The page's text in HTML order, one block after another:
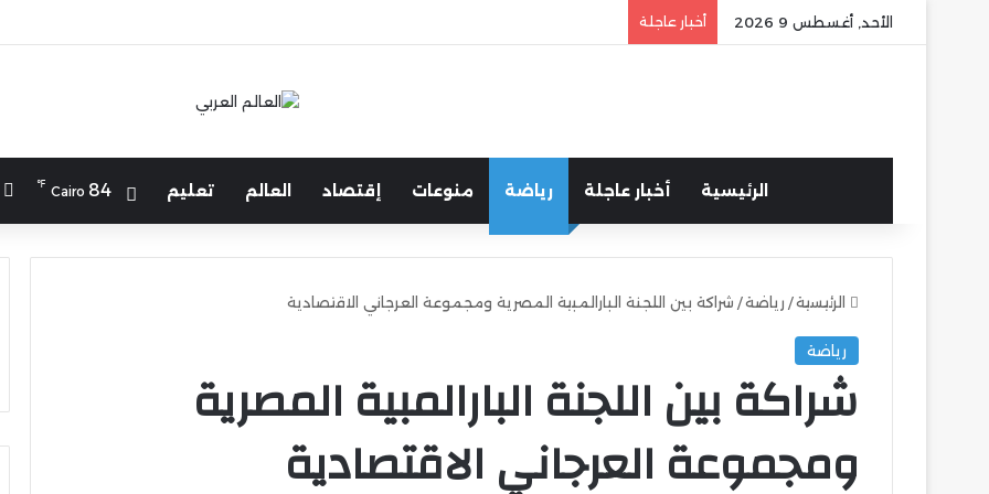
الأحد, أغسطس 9 2026 أخبار عاجلة
الرئيسية أخبار عاجلة رياضة منوعات إقتصاد العالم تعليم Cairo 84
℉
الرئيسية/ رياضة/ شراكة بين اللجنة البارالمبية المصرية ومجموعة العرجاني الاقتصادية
رياضة
شراكة بين اللجنة البارالمبية المصرية
ومجموعة العرجاني الاقتصادية